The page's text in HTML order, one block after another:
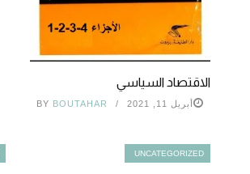
الاقتصاد السياسي
أبريل 11, 2021 BY BOUTAHAR
UNCATEGORIZED